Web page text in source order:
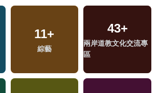
11+
綜藝
43+
兩岸道教文化交流專
區
1558
社會
78+
兩岸